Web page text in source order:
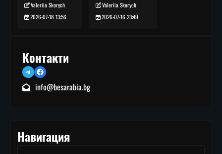
Valeriia Skorych
2026-07-18 13:56
Valeriia Skorych
2026-07-16 23:49
Контакти
TelegramFacebook
info@besarabia.bg
Навигация